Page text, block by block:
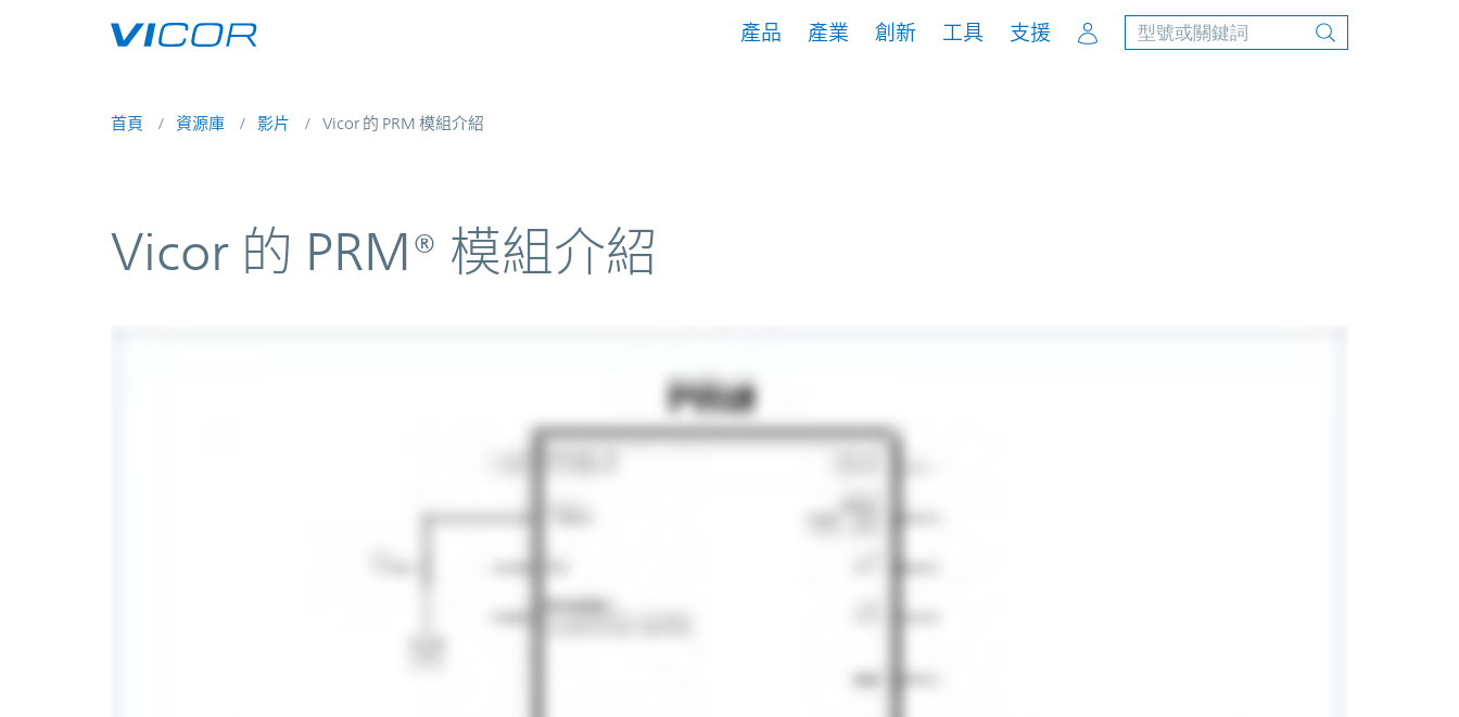
產品 產業 創新 工具 支援 Account
首頁 資源庫 影片 Vicor 的 PRM 模組介紹
Vicor 的 PRM® 模組介紹